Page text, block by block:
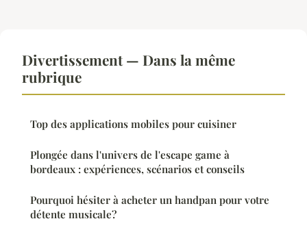
Divertissement — Dans la même
rubrique
Top des applications mobiles pour cuisiner
Plongée dans l'univers de l'escape game à
bordeaux : expériences, scénarios et conseils
Pourquoi hésiter à acheter un handpan pour votre
détente musicale?